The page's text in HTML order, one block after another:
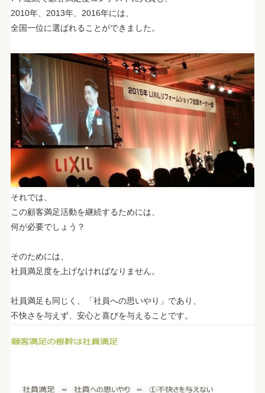
2010年、2013年、2016年には、
全国一位に選ばれることができました。
それでは、
この顧客満足活動を継続するためには、
何が必要でしょう？
そのためには、
社員満足度を上げなければなりません。
社員満足も同じく、「社員への思いやり」であり、
不快さを与えず、安心と喜びを与えることです。